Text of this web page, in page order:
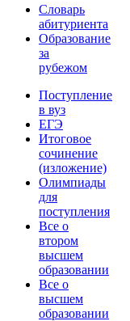
Словарь
абитуриента
Образование
за
рубежом
Поступление
в вуз
ЕГЭ
Итоговое
сочинение
(изложение)
Олимпиады
для
поступления
Все о
втором
высшем
образовании
Все о
высшем
образовании